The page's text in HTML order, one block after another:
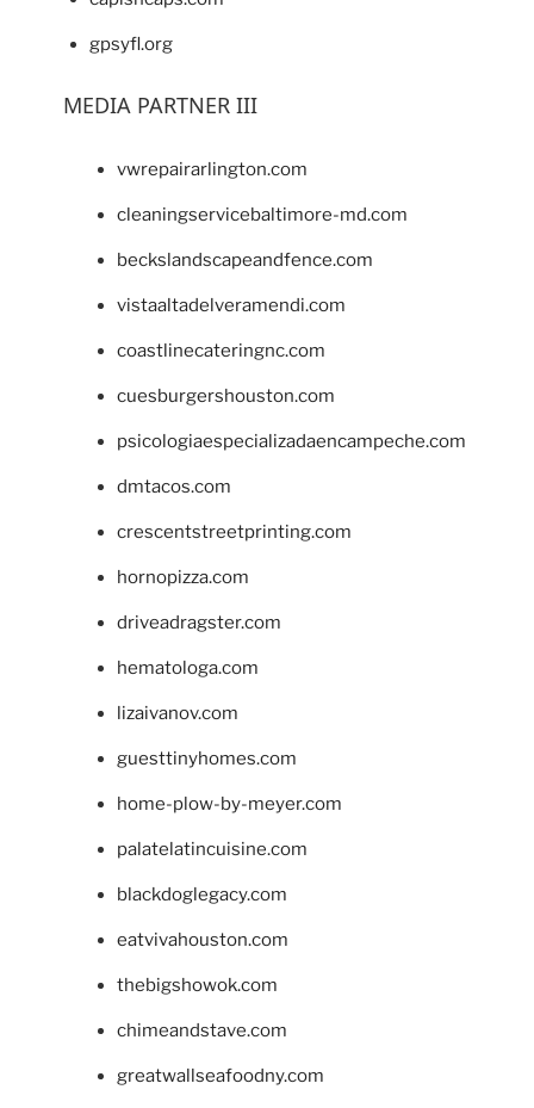
gpsyfl.org
MEDIA PARTNER III
vwrepairarlington.com
cleaningservicebaltimore-md.com
beckslandscapeandfence.com
vistaaltadelveramendi.com
coastlinecateringnc.com
cuesburgershouston.com
psicologiaespecializadaencampeche.com
dmtacos.com
crescentstreetprinting.com
hornopizza.com
driveadragster.com
hematologa.com
lizaivanov.com
guesttinyhomes.com
home-plow-by-meyer.com
palatelatincuisine.com
blackdoglegacy.com
eatvivahouston.com
thebigshowok.com
chimeandstave.com
greatwallseafoodny.com